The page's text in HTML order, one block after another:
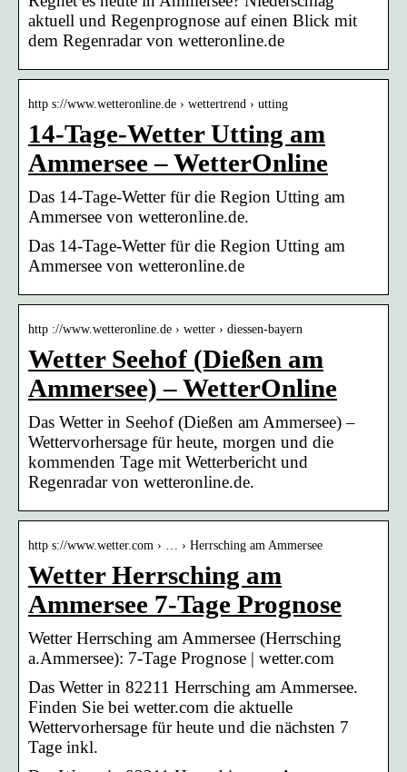
aktuell und Regenprognose auf einen Blick mit
dem Regenradar von wetteronline.de
http s://www.wetteronline.de › wettertrend › utting
14-Tage-Wetter Utting am
Ammersee – WetterOnline
Das 14-Tage-Wetter für die Region Utting am
Ammersee von wetteronline.de.
Das 14-Tage-Wetter für die Region Utting am
Ammersee von wetteronline.de
http ://www.wetteronline.de › wetter › diessen-bayern
Wetter Seehof (Dießen am
Ammersee) – WetterOnline
Das Wetter in Seehof (Dießen am Ammersee) –
Wettervorhersage für heute, morgen und die
kommenden Tage mit Wetterbericht und
Regenradar von wetteronline.de.
http s://www.wetter.com › … › Herrsching am Ammersee
Wetter Herrsching am
Ammersee 7-Tage Prognose
Wetter Herrsching am Ammersee (Herrsching
a.Ammersee): 7-Tage Prognose | wetter.com
Das Wetter in 82211 Herrsching am Ammersee.
Finden Sie bei wetter.com die aktuelle
Wettervorhersage für heute und die nächsten 7
Tage inkl.